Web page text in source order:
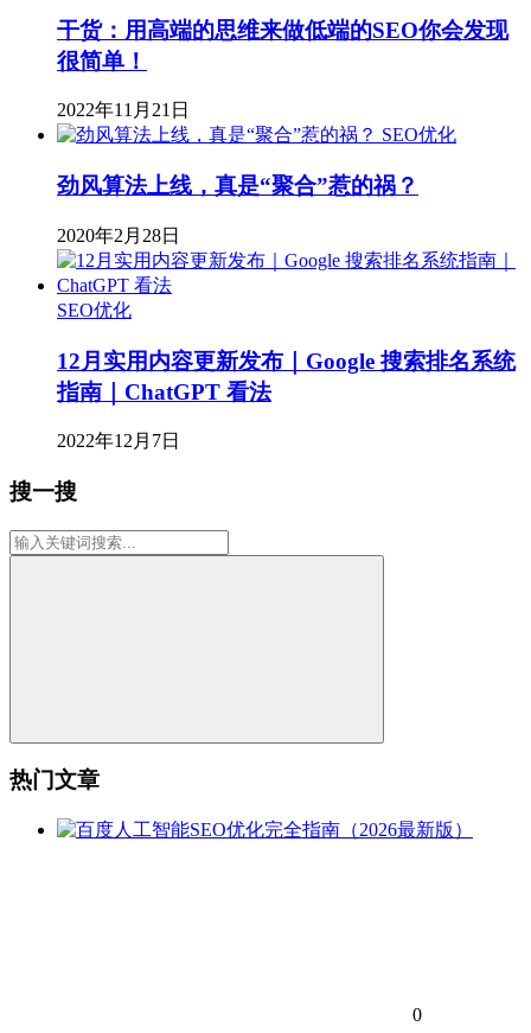
干货：用高端的思维来做低端的SEO你会发现
很简单！
2022年11月21日
SEO优化
劲风算法上线，真是“聚合”惹的祸？
2020年2月28日
SEO优化
12月实用内容更新发布｜Google 搜索排名系统
指南｜ChatGPT 看法
2022年12月7日
搜一搜
热门文章
0